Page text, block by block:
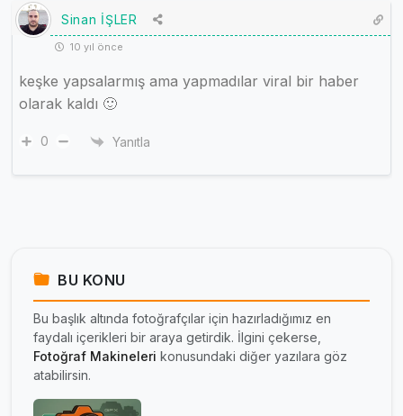
Sinan İŞLER
10 yıl önce
keşke yapsalarmış ama yapmadılar viral bir haber
olarak kaldı 🙂
0 Yanıtla
BU KONU
Bu başlık altında fotoğrafçılar için hazırladığımız en
faydalı içerikleri bir araya getirdik. İlgini çekerse,
Fotoğraf Makineleri konusundaki diğer yazılara göz
atabilirsin.